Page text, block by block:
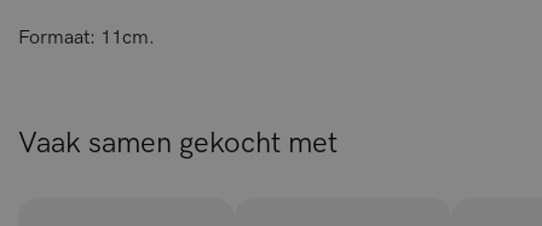
Formaat: 11cm.
Vaak samen gekocht met